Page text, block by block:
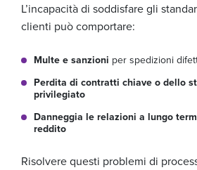
L’incapacità di soddisfare gli
clienti può comportare:
Multe e sanzioni per spedizioni
Perdita di contratti chiave o dello
privilegiato
Danneggia le relazioni a lungo
reddito
Risolvere questi problemi di